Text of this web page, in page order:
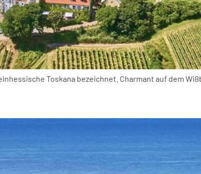
Toskana bezeichnet. Charmant auf dem